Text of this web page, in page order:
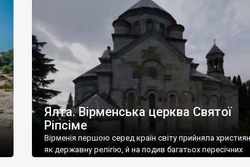
називаються «повстяками» (postaki)…” “Вино. Крим
виробляє відмінне вино і його вдосталь: воно все
легке біле і дуже […]
Ялта. Вірменська церква Святої
Ріпсіме
Вірменія першою серед країн світу прийняла
як державну релігію, й на подив багатьох пересічних